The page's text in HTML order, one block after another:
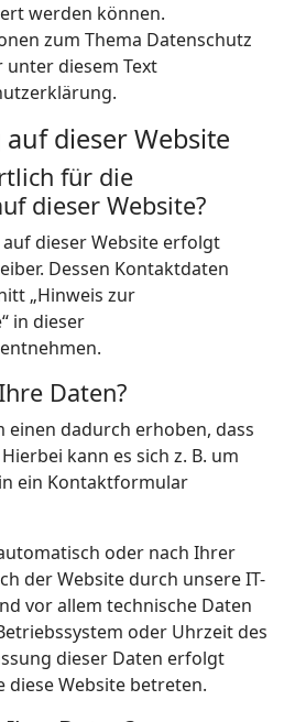
werden können.
zum Thema Datenschutz
unter diesem Text
dieser Website
für die
dieser Website?
dieser Website erfolgt
Dessen Kontaktdaten
„Hinweis zur
in dieser
Daten?
dadurch erhoben, dass
kann es sich z. B. um
ein Kontaktformular
oder nach Ihrer
der Website durch unsere IT-
vor allem technische Daten
oder Uhrzeit des
dieser Daten erfolgt
diese Website betreten.